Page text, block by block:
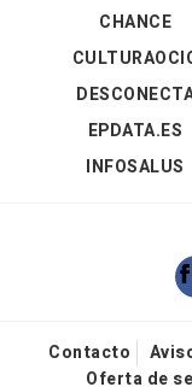
CHANCE
EPDATA.ES
INFOSALUS
Contacto
Oferta de